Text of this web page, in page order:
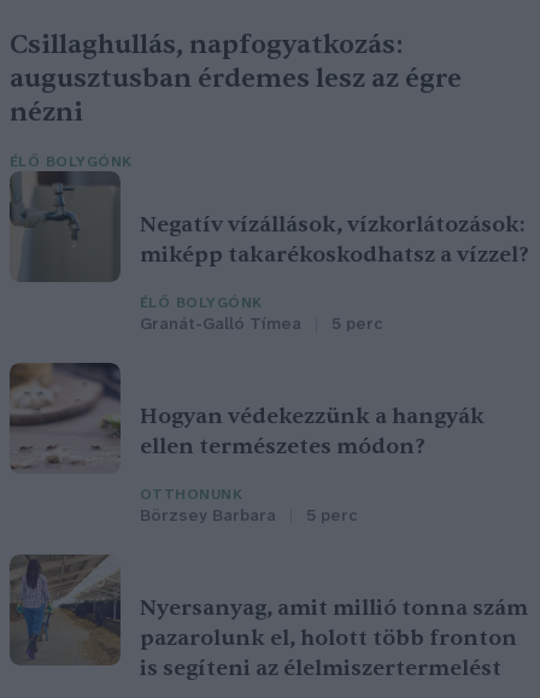
Csillaghullás, napfogyatkozás:
augusztusban érdemes lesz az égre
nézni
ÉLŐ BOLYGÓNK
Negatív vízállások, vízkorlátozások:
miképp takarékoskodhatsz a vízzel?
ÉLŐ BOLYGÓNK
Granát-Galló Tímea 5 perc
Hogyan védekezzünk a hangyák
ellen természetes módon?
OTTHONUNK
Börzsey Barbara 5 perc
Nyersanyag, amit millió tonna szám
pazarolunk el, holott több fronton
is segíteni az élelmiszertermelést